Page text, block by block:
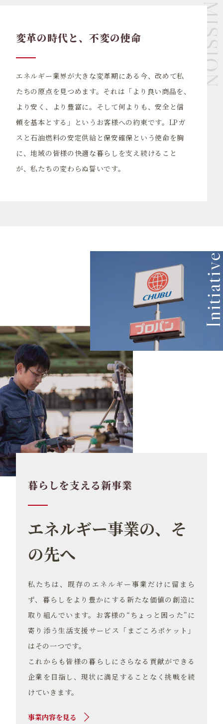
変革の時代と、不変の使命
エネルギー業界が大きな変革期にある今、改めて私
たちの原点を見つめます。それは「より良い商品を、
より安く、より豊富に。そして何よりも、安全と信
頼を基本とする」というお客様への約束です。LPガ
スと石油燃料の安定供給と保安確保という使命を胸
に、地域の皆様の快適な暮らしを支え続けること
が、私たちの変わらぬ誓いです。
暮らしを支える新事業
エネルギー事業の、そ
の先へ
私たちは、既存のエネルギー事業だけに留まら
ず、暮らしをより豊かにする新たな価値の創造に
取り組んでいます。お客様の“ちょっと困った”に
寄り添う生活支援サービス「まごころポケット」
はその一つです。
これからも皆様の暮らしにさらなる貢献ができる
企業を目指し、現状に満足することなく挑戦を続
けていきます。
事業内容を見る